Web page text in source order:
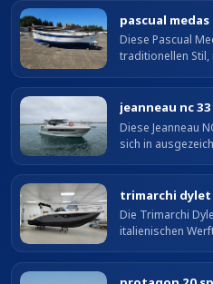
pascual medas
Diese Pascual
traditionellen
durch ihren
jeanneau nc 33
Diese Jeanneau
sich in
Volvo Penta D3
trimarchi dylet
Die Trimarchi
italienischen
Mit fast 9 m